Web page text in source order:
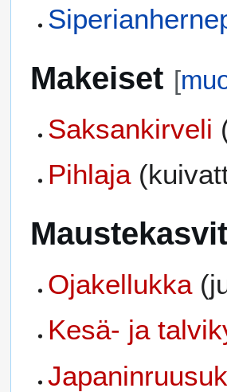
Makeiset [
Saksankirveli
Pihlaja
Maustekasvit
Ojakellukka
Kesä- ja